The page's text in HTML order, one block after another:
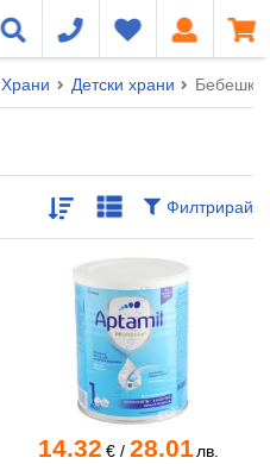
Храни Детски храни Бебешки
Филтрирай
14.32 €/ 28.01лв.